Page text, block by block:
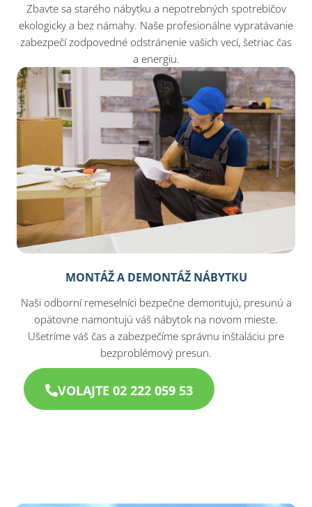
Zbavte sa starého nábytku a nepotrebných spotrebičov
ekologicky a bez námahy. Naše profesionálne vypratávanie
zabezpečí zodpovedné odstránenie vašich vecí, šetriac čas
a energiu.
MONTÁŽ A DEMONTÁŽ NÁBYTKU
Naši odborní remeselníci bezpečne demontujú, presunú a
opätovne namontujú váš nábytok na novom mieste.
Ušetríme váš čas a zabezpečíme správnu inštaláciu pre
bezproblémový presun.
VOLAJTE 02 222 059 53